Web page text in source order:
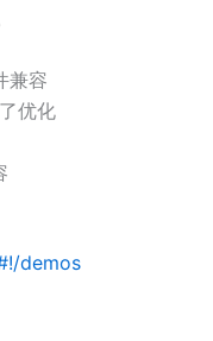
兼容
优化
demos